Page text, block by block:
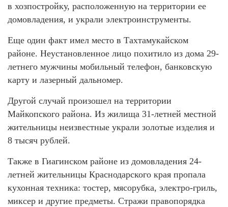
в хозпостройку, расположенную на территории ее
домовладения, и украли электроинструменты.
Еще один факт имел место в Тахтамукайском
районе. Неустановленное лицо похитило из дома 29-
летнего мужчины мобильный телефон, банковскую
карту и лазерный дальномер.
Другой случай произошел на территории
Майкопского района. Из жилища 31-летней местной
жительницы неизвестные украли золотые изделия и
8 тысяч рублей.
Также в Гиагинском районе из домовладения 24-
летней жительницы Краснодарского края пропала
кухонная техника: тостер, мясорубка, электро-гриль,
миксер и другие предметы. Стражи правопорядка